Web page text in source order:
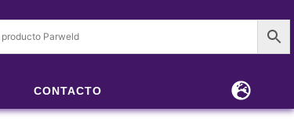
CONTACTO